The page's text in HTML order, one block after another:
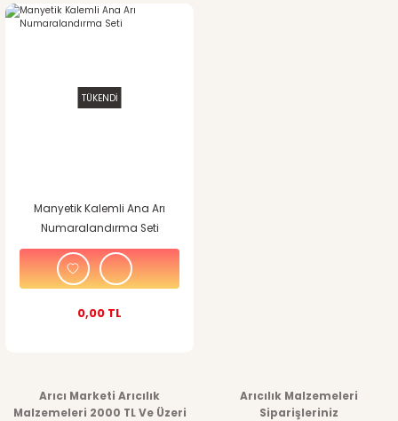
TÜKENDİ
Manyetik Kalemli Ana Arı
Numaralandırma Seti
0,00 TL
Arıcı Marketi Arıcılık
Malzemeleri 2000 TL Ve Üzeri
Arıcılık Malzemeleri
Siparişleriniz